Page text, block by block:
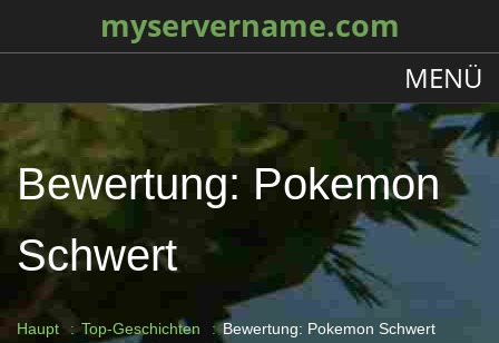
myservername.com
MENÜ
Bewertung: Pokemon
Schwert
Haupt Top-Geschichten Bewertung: Pokemon Schwert